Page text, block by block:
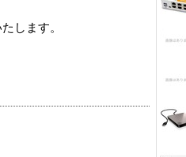
します。